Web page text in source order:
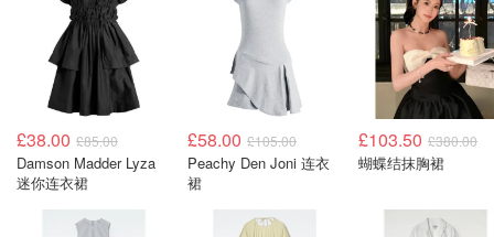
£38.00 £85.00
Damson Madder Lyza
迷你连衣裙
£58.00 £105.00
Peachy Den Joni 连衣
裙
£103.50 £380.00
蝴蝶结抹胸裙